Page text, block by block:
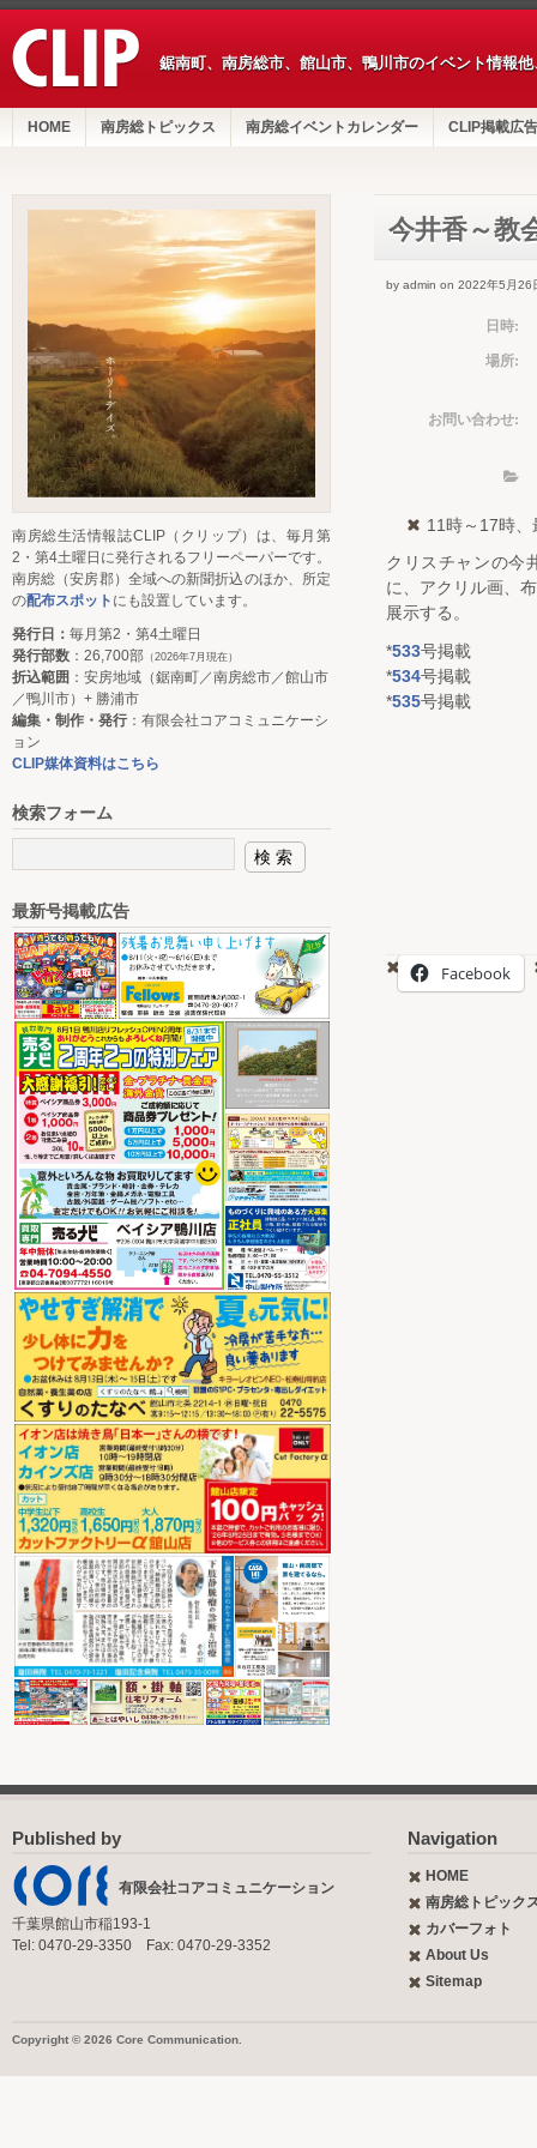
鋸南町、南房総市、館山市、鴨川市のイベント情報
HOME 南房総トピックス 南房総イベントカレンダー CLIP掲載広告
今井香～教
by admin on 2022年5月26
日時:
場所:
お問い合わせ:
11時～17時
クリスチャンの今
に、アクリル画、
展示する。
*533号掲載
*534号掲載
*535号掲載
Facebook
南房総生活情報誌CLIP（クリップ）は、毎月第
2・第4土曜日に発行されるフリーペーパーです。
南房総（安房郡）全域への新聞折込のほか、所定
の配布スポット にも設置しています。
発行日： 毎月第2・第4土曜日
発行部数 ：26,700部 （2026年7月現在）
折込範囲 ：安房地域（鋸南町／南房総市／館山市
／鴨川市）+ 勝浦市
編集・制作・発行：有限会社コアコミュニケーシ
ョン
CLIP媒体資料はこちら
検索フォーム
最新号掲載広告
Published by
有限会社コアコミュニケーション
千葉県館山市稲193-1
Tel: 0470-29-3350 Fax: 0470-29-3352
Navigation
HOME
南房総トピック
カバーフォト
About Us
Sitemap
Copyright © 2026 Core Communication.